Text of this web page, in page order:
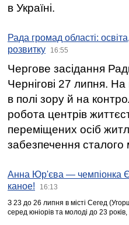
в Україні.
Рада громад області:
розвитку
16:55
Чергове засідання
Чернігові 27 липня.
в полі зору й на
робота центрів
переміщених осіб
забезпечення сталого
Анна Юр'єва — чемпіонка
каное!
16:13
З 23 до 26 липня в місті Сегед
серед юніорів та молоді до 23